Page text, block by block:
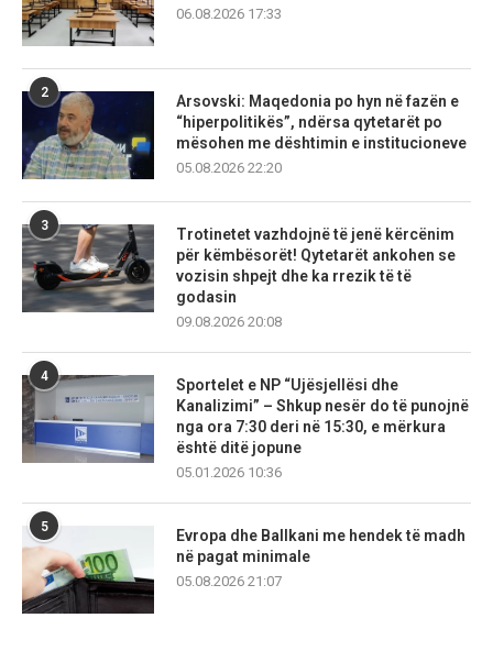
06.08.2026 17:33
2
Arsovski: Maqedonia po hyn në fazën e
“hiperpolitikës”, ndërsa qytetarët po
mësohen me dështimin e institucioneve
05.08.2026 22:20
3
Trotinetet vazhdojnë të jenë kërcënim
për këmbësorët! Qytetarët ankohen se
vozisin shpejt dhe ka rrezik të të
godasin
09.08.2026 20:08
4
Sportelet e NP “Ujësjellësi dhe
Kanalizimi” – Shkup nesër do të punojnë
nga ora 7:30 deri në 15:30, e mërkura
është ditë jopune
05.01.2026 10:36
5
Evropa dhe Ballkani me hendek të madh
në pagat minimale
05.08.2026 21:07